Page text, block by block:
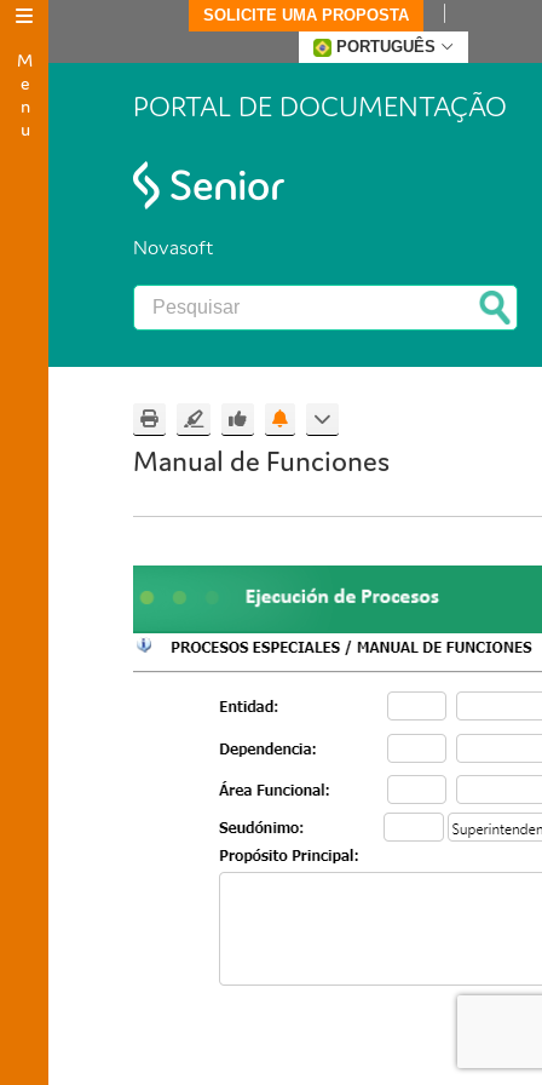
Menu
SOLICITE UMA PROPOSTA
PORTUGUÊS
PORTAL DE DOCUMENTAÇÃO
Novasoft
Manual de Funciones